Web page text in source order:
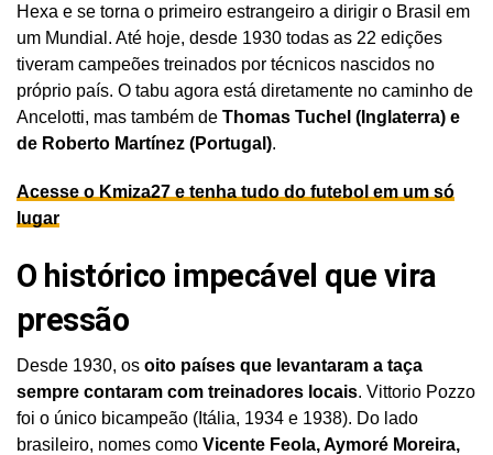
Hexa e se torna o primeiro estrangeiro a dirigir o Brasil em
um Mundial. Até hoje, desde 1930 todas as 22 edições
tiveram campeões treinados por técnicos nascidos no
próprio país. O tabu agora está diretamente no caminho de
Ancelotti, mas também de Thomas Tuchel (Inglaterra) e
de Roberto Martínez (Portugal).
Acesse o Kmiza27 e tenha tudo do futebol em um só
lugar
O histórico impecável que vira
pressão
Desde 1930, os oito países que levantaram a taça
sempre contaram com treinadores locais. Vittorio Pozzo
foi o único bicampeão (Itália, 1934 e 1938). Do lado
brasileiro, nomes como Vicente Feola, Aymoré Moreira,